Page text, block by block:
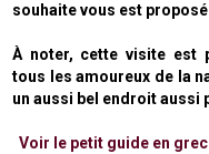
souhaite vous est
À noter, cette visite est
tous les amoureux de la
un aussi bel endroit aussi
Voir le petit guide en grec